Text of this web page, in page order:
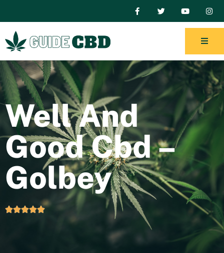
Well And
Good Cbd –
Golbey
